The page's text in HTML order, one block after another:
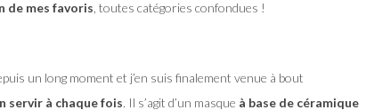
de mes favoris , toutes catégories confondues !
un long moment et j’en suis finalement venue à bout
servir à chaque fois. Il s’agit d’un masque à base de céramique